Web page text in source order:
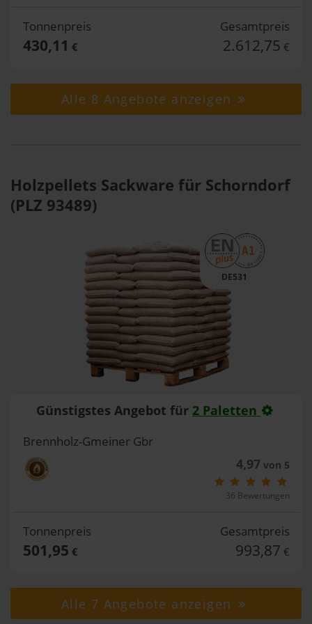
Tonnenpreis
430,11 €
Gesamtpreis
2.612,75 €
Alle 8 Angebote anzeigen
Holzpellets Sackware für Schorndorf
(PLZ 93489)
DE531
Günstigstes Angebot für 2 Paletten
Brennholz-Gmeiner Gbr
4,97von 5
36 Bewertungen
Tonnenpreis
501,95 €
Gesamtpreis
993,87 €
Alle 7 Angebote anzeigen